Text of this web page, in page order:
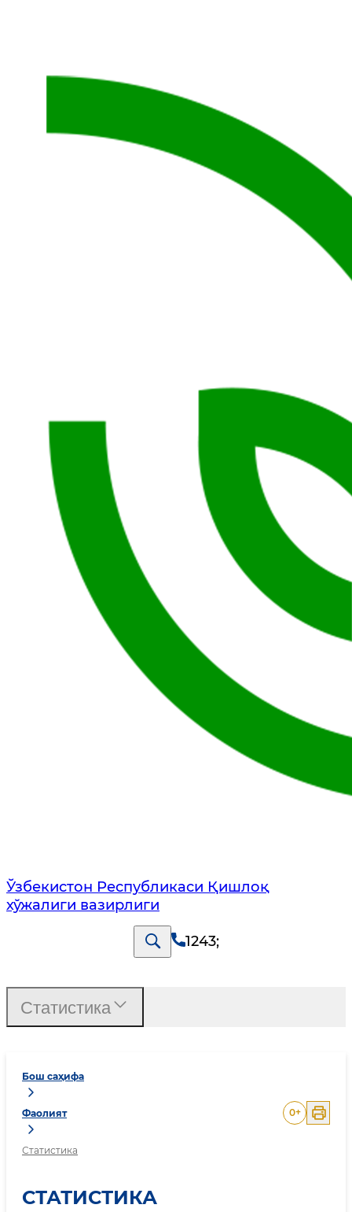
Ўзбекистон Республикаси Қишлоқ
хўжалиги вазирлиги
1243;
Бош саҳифа
Фаолият
Статистика
0+
СТАТИСТИКА
Статистика